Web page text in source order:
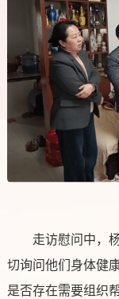
走访慰问中，
切询问他们身体健
是否存在需要组织